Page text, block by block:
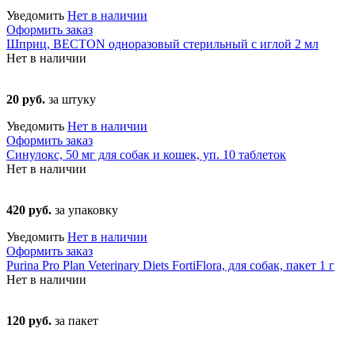
Уведомить Нет в наличии
Оформить заказ
Шприц, BECTON одноразовый стерильный с иглой 2 мл
Нет в наличии
20 руб. за штуку
Уведомить Нет в наличии
Оформить заказ
Синулокс, 50 мг для собак и кошек, уп. 10 таблеток
Нет в наличии
420 руб. за упаковку
Уведомить Нет в наличии
Оформить заказ
Purina Pro Plan Veterinary Diets FortiFlora, для собак, пакет 1 г
Нет в наличии
120 руб. за пакет